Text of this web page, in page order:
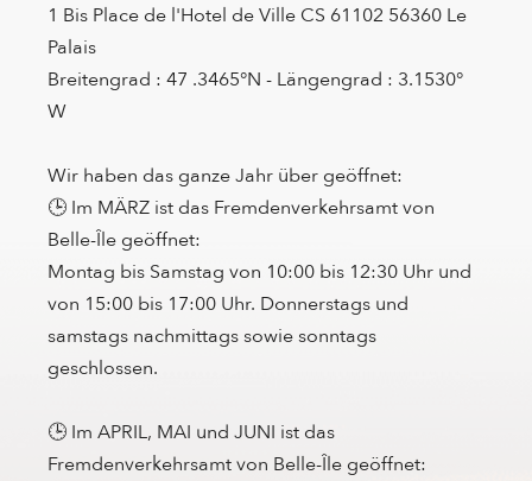
1 Bis Place de l'Hotel de Ville CS 61102 56360 Le
Palais
Breitengrad : 47 .3465°N - Längengrad : 3.1530°
W
Wir haben das ganze Jahr über geöffnet:
🕒 Im MÄRZ ist das Fremdenverkehrsamt von
Belle-Île geöffnet:
Montag bis Samstag von 10:00 bis 12:30 Uhr und
von 15:00 bis 17:00 Uhr. Donnerstags und
samstags nachmittags sowie sonntags
geschlossen.
🕒 Im APRIL, MAI und JUNI ist das
Fremdenverkehrsamt von Belle-Île geöffnet: